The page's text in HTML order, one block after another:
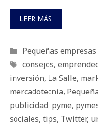
LEER MÁS
Categorías
Pequeñas empresas
Etiquetas
consejos,
inversión, La Salle,
mercadotecnia,
publicidad, pyme,
sociales, tips, Twitter,